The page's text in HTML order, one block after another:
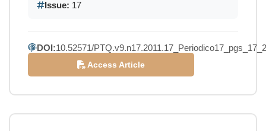
Issue: 17
DOI:10.52571/
Access Article